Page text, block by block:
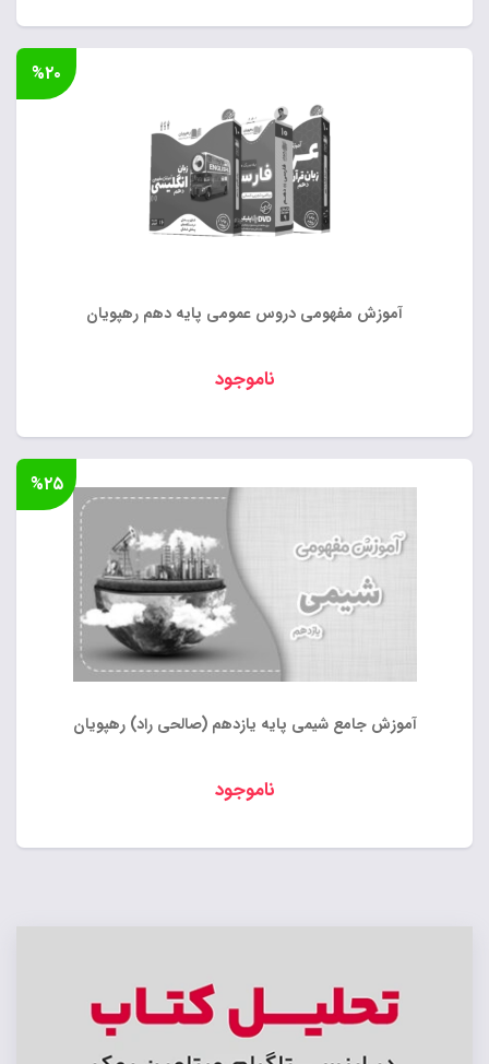
آموزش مفهومی دروس عمومی پایه دهم رهپویان
ناموجود
%۲۰
آموزش جامع شیمی پایه یازدهم (صالحی راد) رهپویان
ناموجود
%۲۵